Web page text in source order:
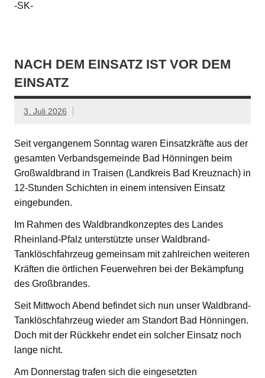
-SK-
NACH DEM EINSATZ IST VOR DEM
EINSATZ
3. Juli 2026
Seit vergangenem Sonntag waren Einsatzkräfte aus der
gesamten Verbandsgemeinde Bad Hönningen beim
Großwaldbrand in Traisen (Landkreis Bad Kreuznach) in
12-Stunden Schichten in einem intensiven Einsatz
eingebunden.
Im Rahmen des Waldbrandkonzeptes des Landes
Rheinland-Pfalz unterstützte unser Waldbrand-
Tanklöschfahrzeug gemeinsam mit zahlreichen weiteren
Kräften die örtlichen Feuerwehren bei der Bekämpfung
des Großbrandes.
Seit Mittwoch Abend befindet sich nun unser Waldbrand-
Tanklöschfahrzeug wieder am Standort Bad Hönningen.
Doch mit der Rückkehr endet ein solcher Einsatz noch
lange nicht.
Am Donnerstag trafen sich die eingesetzten